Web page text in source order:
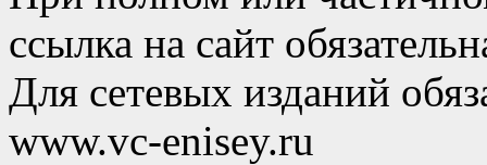
ссылка на сайт
Для сетевых изданий
www.vc-enisey.ru